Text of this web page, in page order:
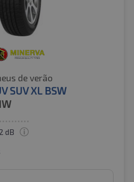
de verão
SUV XL BSW
dB